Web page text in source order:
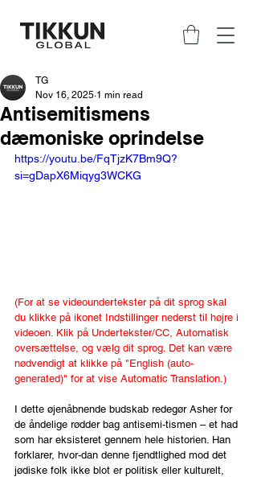
Antisemitismens
dæmoniske oprindelse
TG
Nov 16, 2025 1 min read
https://youtu.be/FqTjzK7Bm9Q?
si=gDapX6Miqyg3WCKG
(For at se videoundertekster på dit sprog skal
du klikke på ikonet Indstillinger nederst til højre i
videoen. Klik på Undertekster/CC, Automatisk
oversættelse, og vælg dit sprog. Det kan være
nødvendigt at klikke på "English (auto-
generated)" for at vise Automatic Translation.)
I dette øjenåbnende budskab redegør Asher for
de åndelige rødder bag antisemi-tismen – et had
som har eksisteret gennem hele historien. Han
forklarer, hvor-dan denne fjendtlighed mod det
jødiske folk ikke blot er politisk eller kulturelt,